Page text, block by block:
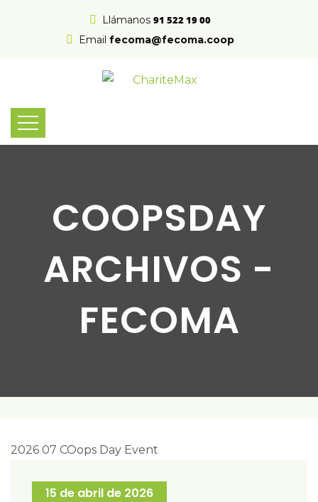
Llámanos 91 522 19 00
Email fecoma@fecoma.coop
COOPSDAY
ARCHIVOS -
FECOMA
15 de abril de 2026